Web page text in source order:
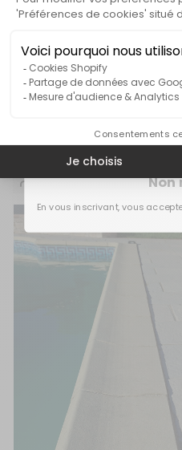
Très contente de mon achat !
code
Obtenir
Non
En vous inscrivant, vous